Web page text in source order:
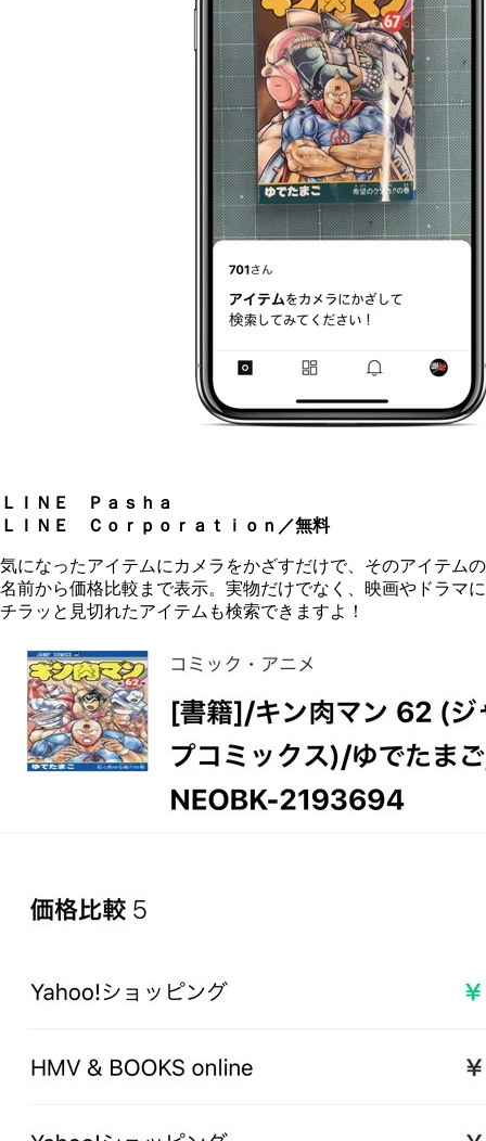
ＬＩＮＥ Ｐａｓｈａ
ＬＩＮＥ Ｃｏｒｐｏｒａｔｉｏｎ／無料
気になったアイテムにカメラをかざすだけで、そのアイテムの
名前から価格比較まで表示。実物だけでなく、映画やドラマに
チラッと見切れたアイテムも検索できますよ！